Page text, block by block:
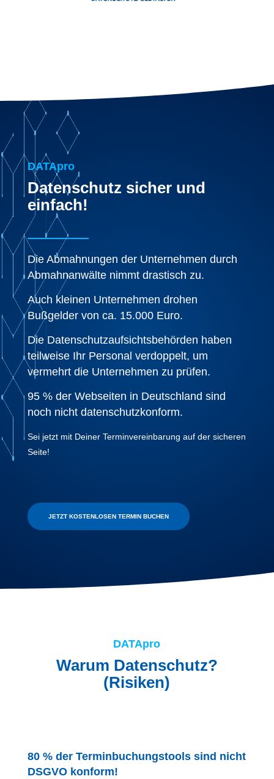
DATApro
Datenschutz sicher und
einfach!
Die Abmahnungen der Unternehmen durch
Abmahnanwälte nimmt drastisch zu.
Auch kleinen Unternehmen drohen
Bußgelder von ca. 15.000 Euro.
Die Datenschutzaufsichtsbehörden haben
teilweise Ihr Personal verdoppelt, um
vermehrt die Unternehmen zu prüfen.
95 % der Webseiten in Deutschland sind
noch nicht datenschutzkonform.
Sei jetzt mit Deiner Terminvereinbarung auf der sicheren
Seite!
JETZT KOSTENLOSEN TERMIN BUCHEN
DATApro
Warum Datenschutz?
(Risiken)
80 % der Terminbuchungstools sind nicht
DSGVO konform!